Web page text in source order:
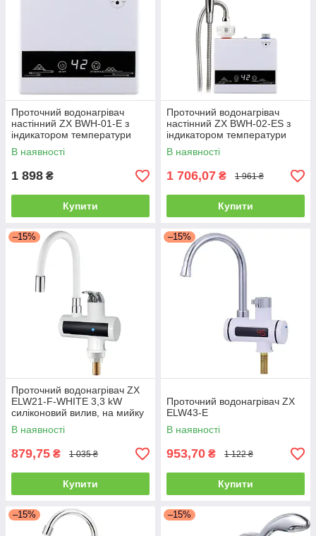
Проточний водонагрівач
настінний ZX BWH-01-E з
індикатором температури
В наявності
1 898 ₴
Купити
Проточний водонагрівач
настінний ZX BWH-02-ES з
індикатором температури
В наявності
1 706,07 ₴ 1 961 ₴
Купити
–15%
Проточний водонагрівач ZX
ELW21-F-WHITE 3,3 kW
силіконовий вилив, на мийку
В наявності
879,75 ₴ 1 035 ₴
Купити
–15%
Проточний водонагрівач ZX
ELW43-E
В наявності
953,70 ₴ 1 122 ₴
Купити
–15% –15%